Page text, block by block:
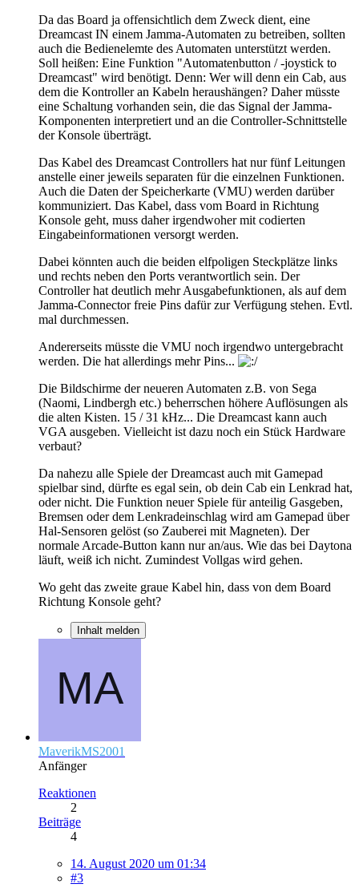
Da das Board ja offensichtlich dem Zweck dient, eine
Dreamcast IN einem Jamma-Automaten zu betreiben, sollten
auch die Bedienelemte des Automaten unterstützt werden.
Soll heißen: Eine Funktion "Automatenbutton / -joystick to
Dreamcast" wird benötigt. Denn: Wer will denn ein Cab, aus
dem die Kontroller an Kabeln heraushängen? Daher müsste
eine Schaltung vorhanden sein, die das Signal der Jamma-
Komponenten interpretiert und an die Controller-Schnittstelle
der Konsole überträgt.
Das Kabel des Dreamcast Controllers hat nur fünf Leitungen
anstelle einer jeweils separaten für die einzelnen Funktionen.
Auch die Daten der Speicherkarte (VMU) werden darüber
kommuniziert. Das Kabel, dass vom Board in Richtung
Konsole geht, muss daher irgendwoher mit codierten
Eingabeinformationen versorgt werden.
Dabei könnten auch die beiden elfpoligen Steckplätze links
und rechts neben den Ports verantwortlich sein. Der
Controller hat deutlich mehr Ausgabefunktionen, als auf dem
Jamma-Connector freie Pins dafür zur Verfügung stehen. Evtl.
mal durchmessen.
Andererseits müsste die VMU noch irgendwo untergebracht
werden. Die hat allerdings mehr Pins...
Die Bildschirme der neueren Automaten z.B. von Sega
(Naomi, Lindbergh etc.) beherrschen höhere Auflösungen als
die alten Kisten. 15 / 31 kHz... Die Dreamcast kann auch
VGA ausgeben. Vielleicht ist dazu noch ein Stück Hardware
verbaut?
Da nahezu alle Spiele der Dreamcast auch mit Gamepad
spielbar sind, dürfte es egal sein, ob dein Cab ein Lenkrad hat,
oder nicht. Die Funktion neuer Spiele für anteilig Gasgeben,
Bremsen oder dem Lenkradeinschlag wird am Gamepad über
Hal-Sensoren gelöst (so Zauberei mit Magneten). Der
normale Arcade-Button kann nur an/aus. Wie das bei Daytona
läuft, weiß ich nicht. Zumindest Vollgas wird gehen.
Wo geht das zweite graue Kabel hin, dass von dem Board
Richtung Konsole geht?
Inhalt melden
MaverikMS2001
Anfänger
Reaktionen
2
Beiträge
4
14. August 2020 um 01:34
#3